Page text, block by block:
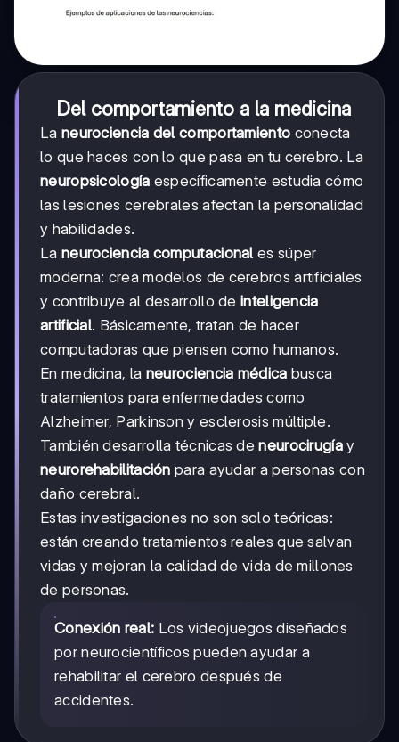
Del comportamiento a la medicina
La neurociencia del comportamiento conecta
lo que haces con lo que pasa en tu cerebro. La
neuropsicología específicamente estudia cómo
las lesiones cerebrales afectan la personalidad
y habilidades.
La neurociencia computacional es súper
moderna: crea modelos de cerebros artificiales
y contribuye al desarrollo deinteligencia
artificial. Básicamente, tratan de hacer
computadoras que piensen como humanos.
En medicina, la neurociencia médica busca
tratamientos para enfermedades como
Alzheimer, Parkinson y esclerosis múltiple.
También desarrolla técnicas deneurocirugíay
neurorehabilitación para ayudar a personas con
daño cerebral.
Estas investigaciones no son solo teóricas:
están creando tratamientos reales que salvan
vidas y mejoran la calidad de vida de millones
de personas.
Conexión real: Los videojuegos diseñados
por neurocientíficos pueden ayudar a
rehabilitar el cerebro después de
accidentes.